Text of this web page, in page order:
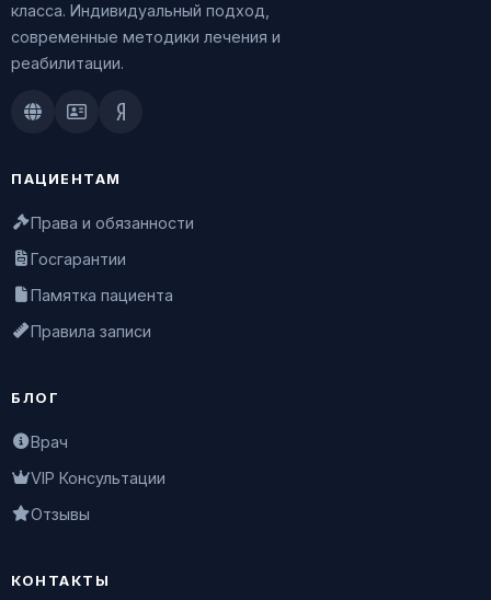
класса. Индивидуальный подход,
современные методики лечения и
реабилитации.
Doctu.ruПроДокторов
Яндекс.Здоровье
ПАЦИЕНТАМ
Права и обязанности
Госгарантии
Памятка пациента
Правила записи
БЛОГ
Врач
VIP Консультации
Отзывы
КОНТАКТЫ